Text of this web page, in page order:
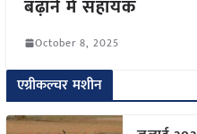
बढ़ाने में सहायक
October 8, 2025
एग्रीकल्चर मशीन